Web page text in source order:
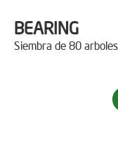
BEARING
Siembra de 80